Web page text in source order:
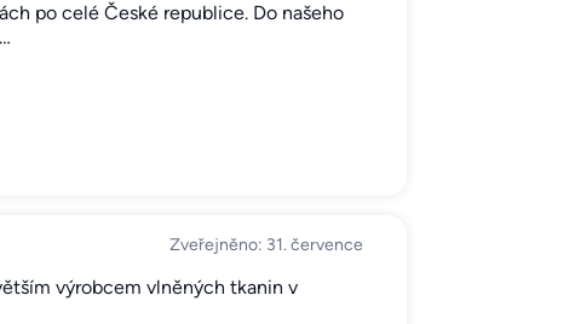
po celé České republice. Do našeho
Zveřejněno: 31. července
výrobcem vlněných tkanin v